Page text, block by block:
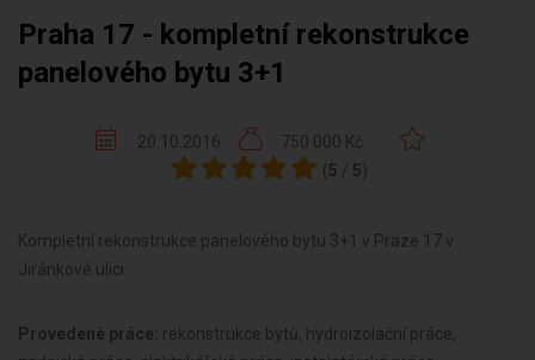
Praha 17 - kompletní rekonstrukce
panelového bytu 3+1
20.10.2016
750 000 Kč
( 5 / 5)
Kompletní rekonstrukce panelového bytu 3+1 v Praze 17 v
Jiránkové ulici.
Provedené práce: rekonstrukce bytů, hydroizolační práce,